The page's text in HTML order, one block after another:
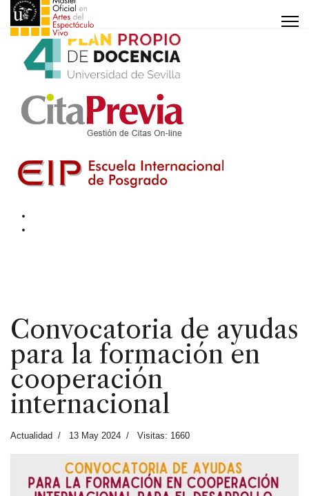
Convocatoria de ayudas
para la formación en
cooperación
internacional
Actualidad 13 May 2024 Visitas: 1660